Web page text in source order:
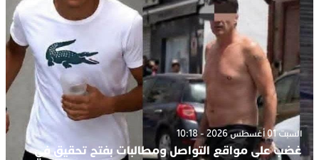
السبت 01 أغسطس 2026 - 10:18
غضب على مواقع التواصل ومطالبات بفتح تحقيق في